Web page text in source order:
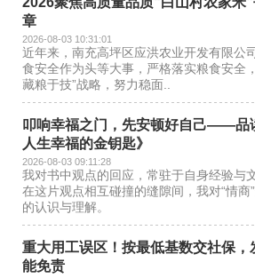
章
2026-08-03 10:31:01
近年来，南充高坪区应洪农业开发有限公
食安全作为头等大事，严格落实粮食安全
藏粮于技”战略，努力稳面..
叩响幸福之门，先安顿好自己——品
人生幸福的金钥匙》
2026-08-03 09:11:28
我对书中观点的回应，常驻于自身经验与
在这片观点相互碰撞的缝隙间，我对“情商
的认识与理解。
重大用工误区！按最低基数交社保，
能免责